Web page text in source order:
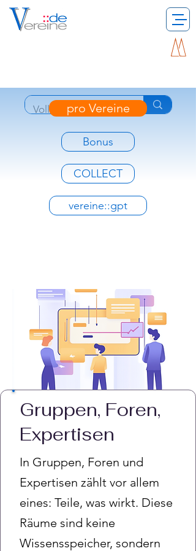
pro Vereine
Bonus
COLLECT
vereine::gpt
Gruppen, Foren,
Expertisen
In Gruppen, Foren und
Expertisen zählt vor allem
eines: Teile, was wirkt. Diese
Räume sind keine
Wissensspeicher, sondern